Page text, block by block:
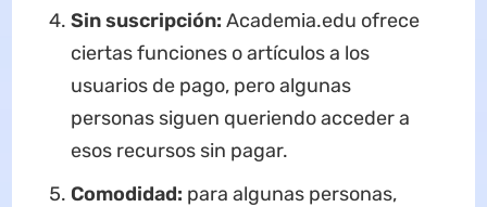
Sin suscripción: Academia.edu ofrece
ciertas funciones o artículos a los
usuarios de pago, pero algunas
personas siguen queriendo acceder a
esos recursos sin pagar.
Comodidad: para algunas personas,